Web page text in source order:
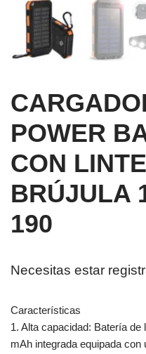
POWER
CON
BRÚJULA
190
Necesitas estar
Características
1. Alta capacidad: Batería de
mAh integrada equipada